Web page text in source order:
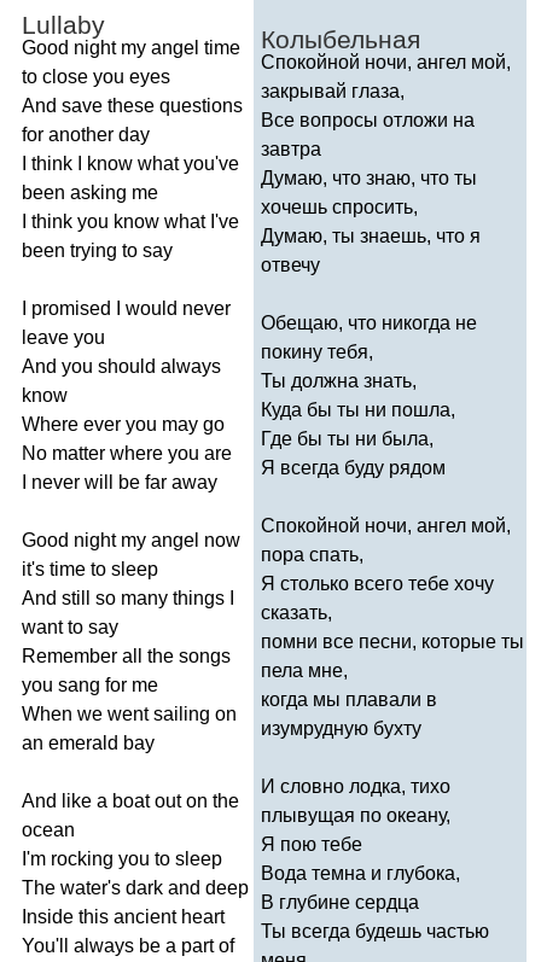
Lullaby
Good night my angel time
to close you eyes
And save these questions
for another day
think know what you've
been asking me
think you know what I've
been trying to say
promised would never
leave you
And you should always
know
Where ever you may go
No matter where you are
never will be far away
Good night my angel now
it's time to sleep
And still so many things
want to say
Remember all the songs
you sang for me
When we went sailing on
an emerald bay
And like a boat out on the
ocean
I'm rocking you to sleep
The water's dark and deep
Inside this ancient heart
You'll
always be a part of
Колыбельная
Спокойной ночи, ангел мой,
закрывай глаза,
Все вопросы отложи на
завтра
Думаю, что знаю, что ты
хочешь спросить,
Думаю, ты знаешь, что я
отвечу
Обещаю, что никогда не
покину тебя,
Ты должна знать,
Куда бы ты ни пошла,
Где бы ты ни была,
Я всегда буду рядом
Спокойной ночи, ангел мой,
пора спать,
Я столько всего тебе хочу
сказать,
помни все песни, которые ты
пела мне,
когда мы плавали в
изумрудную бухту
И словно лодка, тихо
плывущая по океану,
Я пою тебе
Вода темна и глубока,
В глубине сердца
Ты всегда будешь частью